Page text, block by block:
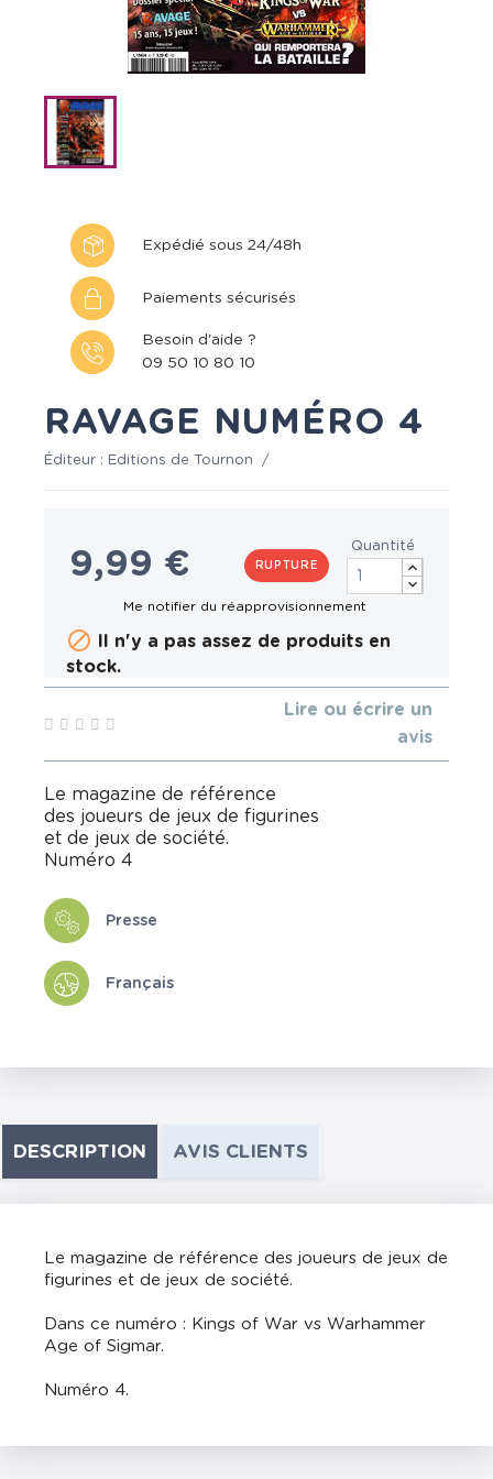
Expédié sous 24/48h
Paiements sécurisés
Besoin d'aide ?
09 50 10 80 10
RAVAGE NUMÉRO 4
Éditeur : Editions de Tournon /
9,99 € RUPTURE
Quantité
 Il n'y a pas assez de produits en
stock.
Lire ou écrire un
avis
Le magazine de référence
des joueurs de jeux de figurines
et de jeux de société.
Numéro 4
Presse
Français
DESCRIPTION AVIS CLIENTS
Le magazine de référence des joueurs de jeux de
figurines et de jeux de société.
Dans ce numéro : Kings of War vs Warhammer
Age of Sigmar.
Numéro 4.